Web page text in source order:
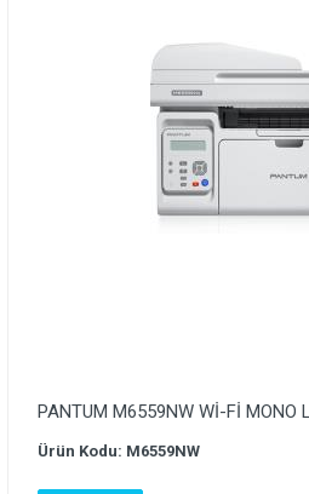
PANTUM M6559NW Wİ-Fİ MONO
Ürün Kodu: M6559NW